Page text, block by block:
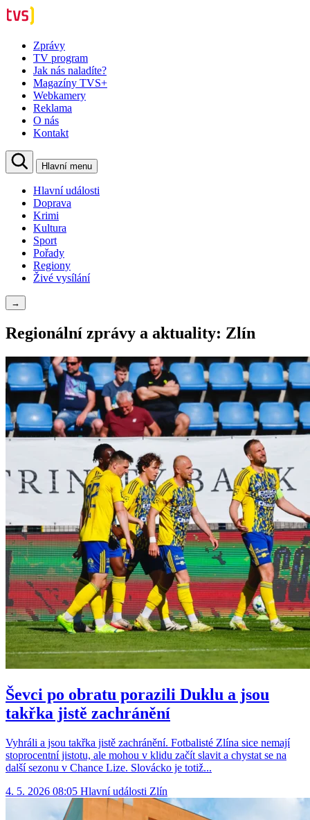
Zprávy
TV program
Jak nás naladíte?
Magazíny TVS+
Webkamery
Reklama
O nás
Kontakt
Hlavní menu
Hlavní události
Doprava
Krimi
Kultura
Sport
Pořady
Regiony
Živé vysílání
→
Regionální zprávy a aktuality: Zlín
Ševci po obratu porazili Duklu a jsou
takřka jistě zachránění
Vyhráli a jsou takřka jistě zachránění. Fotbalisté Zlína sice nemají
stoprocentní jistotu, ale mohou v klidu začít slavit a chystat se na
další sezonu v Chance Lize. Slovácko je totiž...
4. 5. 2026 08:05 Hlavní události Zlín